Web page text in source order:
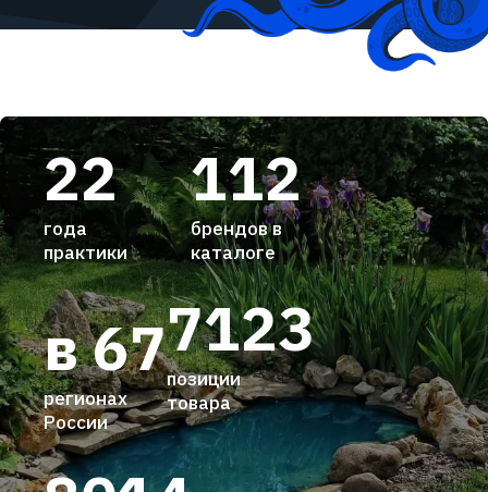
22
года
практики
112
брендов в
каталоге
7123
позиции
товара
в 67
регионах
России